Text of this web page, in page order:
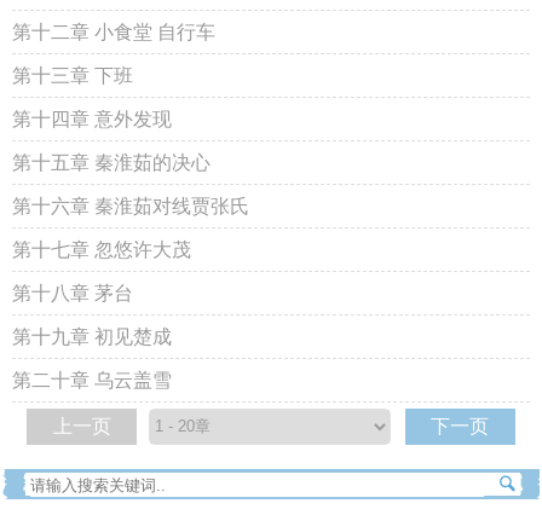
第十二章 小食堂 自行车
第十三章 下班
第十四章 意外发现
第十五章 秦淮茹的决心
第十六章 秦淮茹对线贾张氏
第十七章 忽悠许大茂
第十八章 茅台
第十九章 初见楚成
第二十章 乌云盖雪
上一页 下一页